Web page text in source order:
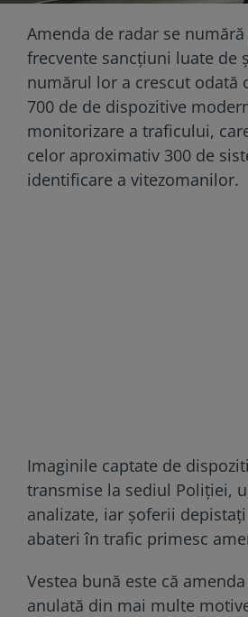
Amenda de radar se
frecvente sancțiuni luate de
numărul lor a crescut odată
700 de de dispozitive
monitorizare a traficului,
celor aproximativ 300 de
identificare a vitezomanilor.
Imaginile captate de
transmise la sediul Poliției,
analizate, iar șoferii
abateri în trafic primesc
Vestea bună este că
anulată din mai multe